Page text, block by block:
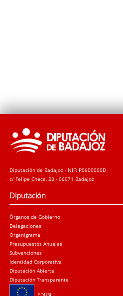
Diputación de Badajoz - NIF: P0600000D
c/ Felipe Checa, 23 - 06071 Badajoz
Diputación
Órganos de Gobierno
Delegaciones
Organigrama
Presupuestos Anuales
Subvenciones
Identidad Corporativa
Diputación Abierta
Diputación Transparente
EDUSI